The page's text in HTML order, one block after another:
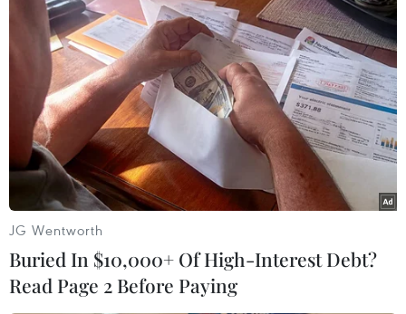
TIN LIÊN QUAN
JG Wentworth
Buried In $10,000+ Of High-Interest Debt?
Read Page 2 Before Paying